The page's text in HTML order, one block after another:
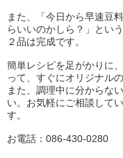
また、「今日から早速豆
らいいのかしら？」とい
２品は完成です。
簡単レシピを足がかりに
って、すぐにオリジナル
また、調理中に分からな
い。お気軽にご相談して
す。
お電話：086-430-0280